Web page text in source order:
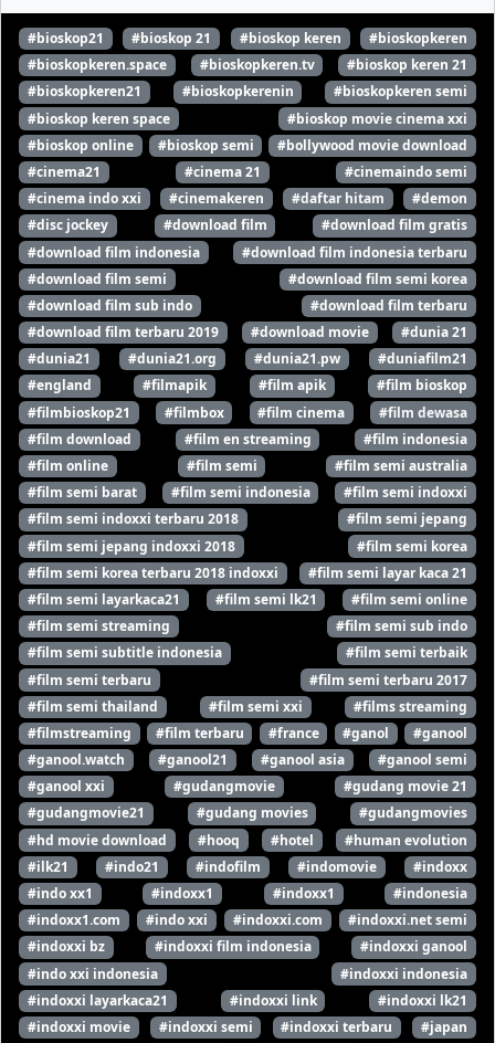
#bioskop21 #bioskop 21 #bioskop keren
#bioskopkeren
#bioskopkeren.space
#bioskopkeren.tv
#bioskop keren 21
#bioskopkeren21
#bioskopkerenin
#bioskopkeren semi
#bioskop keren space
#bioskop movie cinema xxi
#bioskop online
#bioskop semi
#bollywood movie download
#cinema21
#cinema 21
#cinemaindo semi
#cinema indo xxi
#cinemakeren #daftar hitam
#demon
#disc jockey
#download film
#download film gratis
#download film indonesia
#download film indonesia terbaru
#download film semi
#download film semi korea
#download film sub indo
#download film terbaru
#download film terbaru 2019
#download movie
#dunia 21
#dunia21
#dunia21.org #dunia21.pw
#duniafilm21
#england
#filmapik #film apik
#film bioskop
#filmbioskop21
#filmbox #film cinema
#film dewasa
#film download
#film en streaming
#film indonesia
#film online
#film semi
#film semi australia
#film semi barat
#film semi indonesia
#film semi indoxxi
#film semi indoxxi terbaru 2018
#film semi jepang
#film semi jepang indoxxi 2018
#film semi korea
#film semi korea terbaru 2018 indoxxi
#film semi layar kaca 21
#film semi layarkaca21
#film semi lk21
#film semi online
#film semi streaming
#film semi sub indo
#film semi subtitle indonesia
#film semi terbaik
#film semi terbaru
#film semi terbaru 2017
#film semi thailand
#film semi xxi
#films streaming
#filmstreaming
#film terbaru #france #ganol
#ganool
#ganool.watch
#ganool21 #ganool asia
#ganool semi
#ganool xxi
#gudangmovie
#gudang movie 21
#gudangmovie21
#gudang movies
#gudangmovies
#hd movie download
#hooq #hotel
#human evolution
#ilk21
#indo21 #indofilm #indomovie
#indoxx
#indo xx1
#indoxx1 #indoxx1
#indonesia
#indoxx1.com
#indo xxi #indoxxi.com
#indoxxi.net semi
#indoxxi bz
#indoxxi film indonesia
#indoxxi ganool
#indo xxi indonesia
#indoxxi indonesia
#indoxxi layarkaca21
#indoxxi link
#indoxxi lk21
#indoxxi movie
#indoxxi semi #indoxxi terbaru
#japan